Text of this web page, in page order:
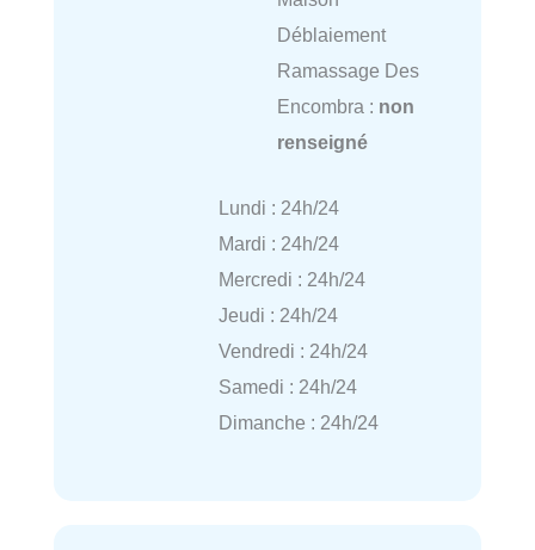
Déblaiement
Ramassage Des
Encombra : non
renseigné
Lundi : 24h/24
Mardi : 24h/24
Mercredi : 24h/24
Jeudi : 24h/24
Vendredi : 24h/24
Samedi : 24h/24
Dimanche : 24h/24